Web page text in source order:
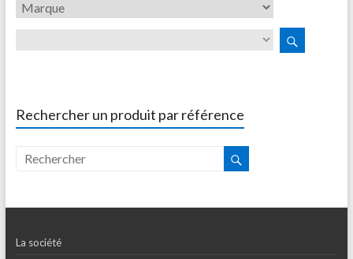
Rechercher un produit par référence
La société